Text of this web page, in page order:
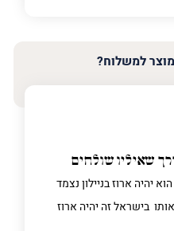
למשלוח?
שאיליו שולחים
יהיה ארוז בניילון נצמד
בישראל זה יהיה ארוז